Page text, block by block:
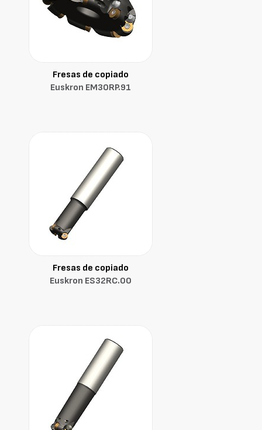
Fresas de copiado
Euskron EM30RP.91
Fresas de copiado
Euskron ES32RC.00